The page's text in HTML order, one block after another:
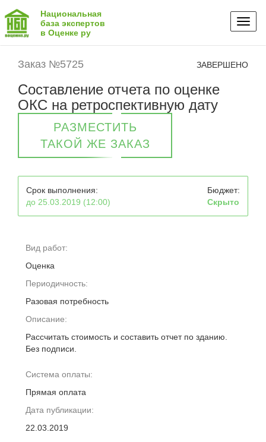
Национальная
база экспертов
в Оценке ру
Заказ №5725 ЗАВЕРШЕНО
Составление отчета по оценке
ОКС на ретроспективную дату
РАЗМЕСТИТЬ
ТАКОЙ ЖЕ ЗАКАЗ
Срок выполнения:
до 25.03.2019 (12:00)
Бюджет:
Скрыто
Вид работ:
Оценка
Периодичность:
Разовая потребность
Описание:
Рассчитать стоимость и составить отчет по зданию.
Без подписи.
Система оплаты:
Прямая оплата
Дата публикации:
22.03.2019